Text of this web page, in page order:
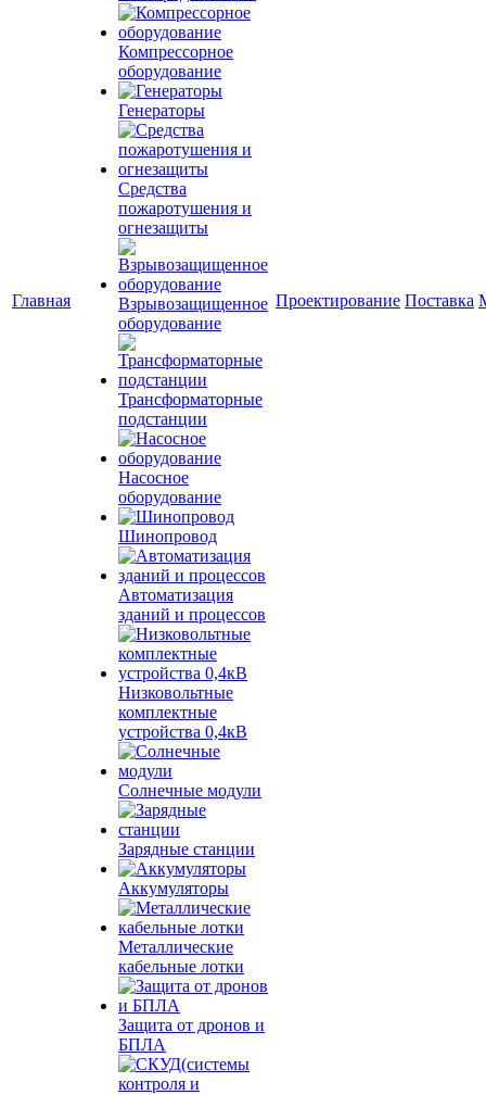
Главная
Компрессорное
оборудование
Генераторы
Средства
пожаротушения и
огнезащиты
Взрывозащищенное
оборудование
Трансформаторные
подстанции
Насосное
оборудование
Шинопровод
Автоматизация
зданий и процессов
Низковольтные
комплектные
устройства 0,4кВ
Солнечные модули
Зарядные станции
Аккумуляторы
Металлические
кабельные лотки
Защита от дронов и
БПЛА
Проектирование Поставка